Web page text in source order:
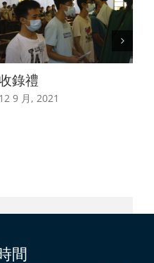
錄禮
12 9 月, 2021
間